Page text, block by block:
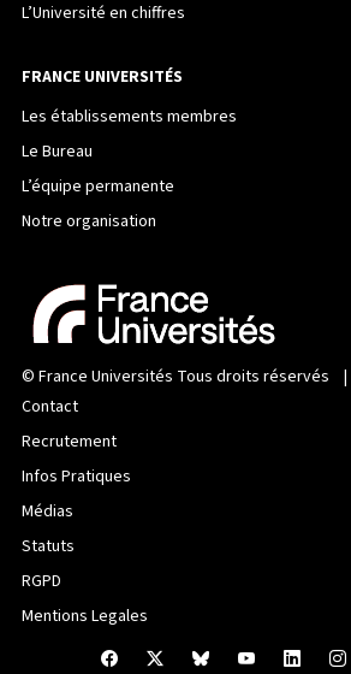
L’Université en chiffres
FRANCE UNIVERSITÉS
Les établissements membres
Le Bureau
L’équipe permanente
Notre organisation
© France Universités Tous droits réservés |
Contact
Recrutement
Infos Pratiques
Médias
Statuts
RGPD
Mentions Legales